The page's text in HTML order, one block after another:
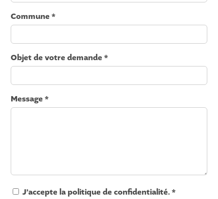
Commune *
Objet de votre demande *
Message *
J’accepte la politique de confidentialité. *